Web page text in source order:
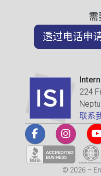
需
透过电话申
224
联系
© 2026 –